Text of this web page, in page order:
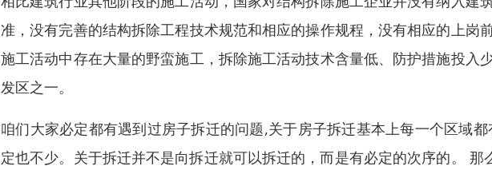
准，没有完善的结构拆除工程技术规范和相应的操作规程，没有相应的上岗
施工活动中存在大量的野蛮施工，拆除施工活动技术含量低、防护措施投入
发区之一。
咱们大家必定都有遇到过房子拆迁的问题,关于房子拆迁基本上每一个区域
定也不少。关于拆迁并不是向拆迁就可以拆迁的，而是有必定的次序的。